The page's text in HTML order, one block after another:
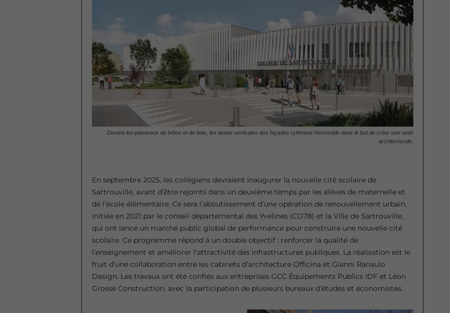
Devant les panneaux de béton et de bois, les lames verticales des façades rythment l’ensemble dans le but de créer une unité
architecturale.
En septembre 2025, les collégiens devraient inaugurer la nouvelle cité scolaire de
Sartrouville, avant d’être rejoints dans un deuxième temps par les élèves de maternelle et
de l’école élémentaire. Ce sera l’aboutissement d’une opération de renouvellement urbain,
initiée en 2021 par le conseil départemental des Yvelines (CD78) et la Ville de Sartrouville,
qui ont lancé un marché public global de performance pour construire une nouvelle cité
scolaire. Ce programme répond à un double objectif : renforcer la qualité de
l’enseignement et améliorer l’attractivité des infrastructures publiques. La réalisation est le
fruit d’une collaboration entre les cabinets d’architecture Officina et Gianni Ranaulo
Design. Les travaux ont été confiés aux entreprises GCC Équipements Publics IDF et Léon
Grosse Construction, avec la participation de plusieurs bureaux d’études et économistes.